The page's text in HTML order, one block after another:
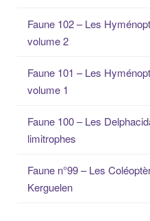
Faune 102 – Les
volume 2
Faune 101 – Les
volume 1
Faune 100 – Les
limitrophes
Faune n°99 – Les
Kerguelen